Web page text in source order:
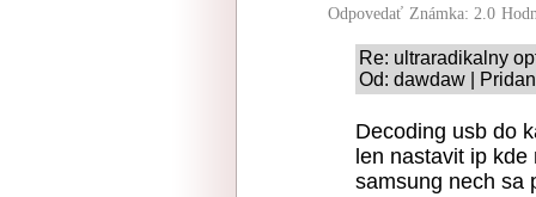
Odpovedať Známka: 2.0
Re: ultraradikalny
Od: dawdaw |
Decoding usb do
len nastavit ip
samsung nech sa